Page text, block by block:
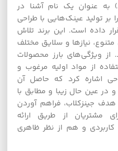
برند جینزکلاب(JeansClub) به عنوان یک نام آشنا در
بر تولید عینک‌هایی با طراحی
داده است. این برند تلاش
نیازها و سلایق مختلف
ویژگی‌های بارز محصولات
از مواد اولیه مرغوب و
اشاره کرد که حاصل آن
در عین حال زیبا و مطابق با
جینزکلاب، فراهم آوردن
مشتریان از طریق ارائه
و هم از نظر ظاهری